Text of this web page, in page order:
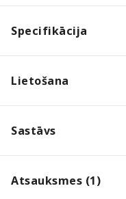
Specifikācija
Lietošana
Sastāvs
Atsauksmes (1)